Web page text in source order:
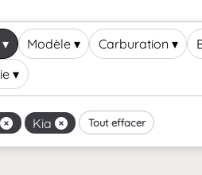
▾ Modèle ▾ Carburation ▾
▾
Kia Tout effacer